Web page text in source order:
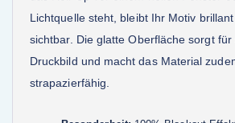
Lichtquelle steht, bleibt Ihr Motiv
sichtbar. Die glatte Oberfläche sorgt
Druckbild und macht das Material
strapazierfähig.